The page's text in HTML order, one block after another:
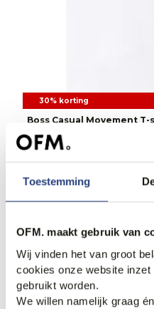
Toestemming
OFM. maakt gebruik van
Wij vinden het van groot
cookies onze website
gebruikt worden.
We willen namelijk graag
30% korting
Boss Casual Movement
79,95
55,95